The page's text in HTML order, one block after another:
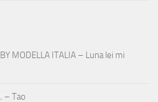
MODELLA ITALIA – Luna lei mi
– Tao